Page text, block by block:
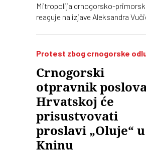
Mitropolija crnogorsko-
reaguje na izjave Aleksandra
Protest zbog crnogorske
Crnogorski
otpravnik
Hrvatskoj će
prisustvovati
proslavi „Oluje“ u
Kninu